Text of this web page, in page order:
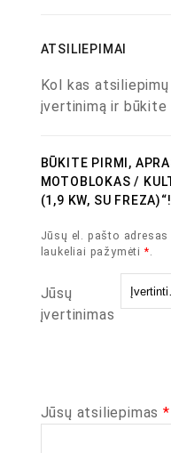
ATSILIEPIMAI
Kol kas
įvertinimą ir būkite
BŪKITE PIRMI,
MOTOBLOKAS /
(1,9 KW, SU FREZA)“!
Jūsų el. pašto
laukeliai pažymėti *.
Jūsų
įvertinimas
Jūsų atsiliepimas *